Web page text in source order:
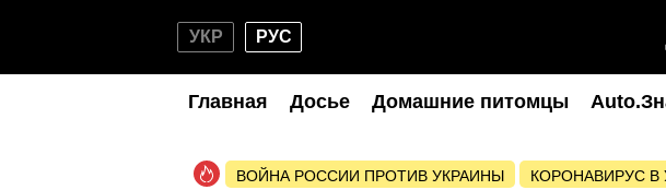
УКР РУС
Главная Досье Домашние питомцы
ВОЙНА РОССИИ ПРОТИВ УКРАИНЫ КОРОНАВИРУС В